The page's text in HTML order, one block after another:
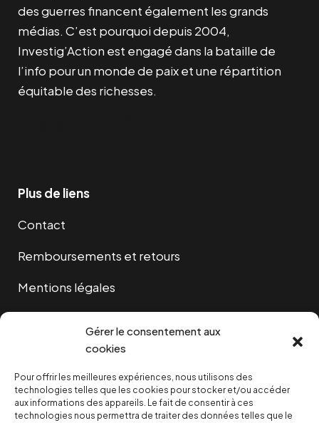
Gérer le consentement aux
cookies
Pour offrir les meilleures expériences, nous utilisons des
technologies telles que les cookies pour stocker et/ou accéder
aux informations des appareils. Le fait de consentir à ces
technologies nous permettra de traiter des données telles que le
des guerres financent également les grands
médias. C’est pourquoi depuis 2004,
Investig’Action est engagé dans la bataille de
l’info pour un monde de paix et une répartition
équitable des richesses.
Plus de liens
Contact
Remboursements et retours
Mentions légales
NOUS SOUTENIR